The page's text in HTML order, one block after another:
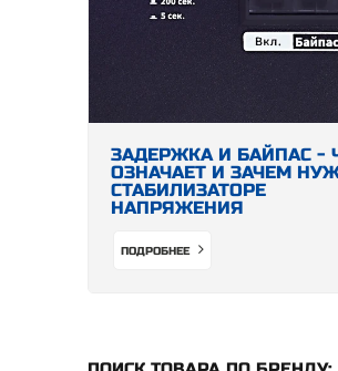
ЗАДЕРЖКА И БАЙПАС -
ОЗНАЧАЕТ И ЗАЧЕМ
СТАБИЛИЗАТОРЕ
НАПРЯЖЕНИЯ
ПОДРОБНЕЕ